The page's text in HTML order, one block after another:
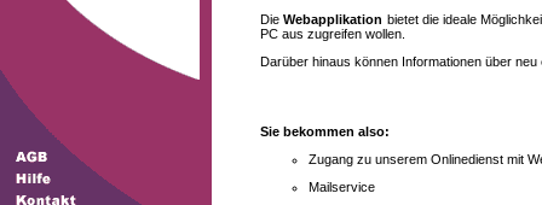
DieWebapplikation bietet die ideale
PC aus zugreifen wollen.
Darüber hinaus können Informationen über
Sie bekommen also:
Zugang zu unserem Onlinedienst mit
Mailservice